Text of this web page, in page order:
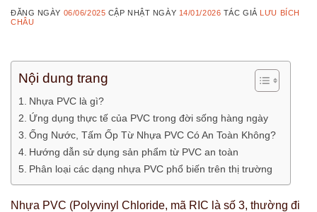
ĐĂNG NGÀY 06/06/2025 CẬP NHẬT NGÀY 14/01/2026 TÁC GIẢ LƯU BÍCH
CHÂU
Nội dung trang
Nhựa PVC là gì?
Ứng dụng thực tế của PVC trong đời sống hàng ngày
Ống Nước, Tấm Ốp Từ Nhựa PVC Có An Toàn Không?
Hướng dẫn sử dụng sản phẩm từ PVC an toàn
Phân loại các dạng nhựa PVC phổ biến trên thị trường
Nhựa PVC (Polyvinyl Chloride, mã RIC là số 3, thường đi